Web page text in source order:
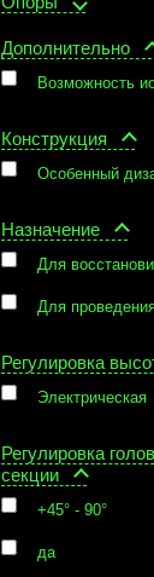
Дополнительно
Конструкция
Назначение
Регулировка
Электрическая
Регулировка
секции
+45° - 90°
да